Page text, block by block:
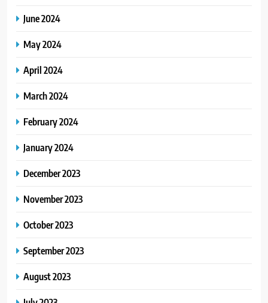
June 2024
May 2024
April 2024
March 2024
February 2024
January 2024
December 2023
November 2023
October 2023
September 2023
August 2023